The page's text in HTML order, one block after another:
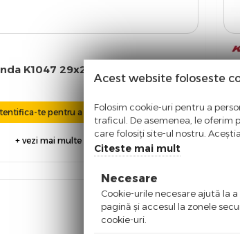
K1047 29x2,10, negru
te pentru a putea comanda
+ vezi mai multe detalii
Acest website foloseste
Folosim cookie-uri pentru a
traficul. De asemenea, le oferim
care folosiți site-ul nostru.
Citeste mai mult
Necesare
Cookie-urile necesare ajută la
pagină şi accesul la zonele
cookie-uri.